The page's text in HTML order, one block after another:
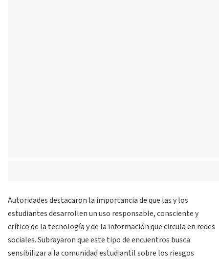
Autoridades destacaron la importancia de que las y los
estudiantes desarrollen un uso responsable, consciente y
crítico de la tecnología y de la información que circula en redes
sociales. Subrayaron que este tipo de encuentros busca
sensibilizar a la comunidad estudiantil sobre los riesgos